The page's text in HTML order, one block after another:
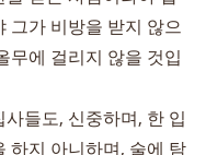
그가 비방을 받지 않으
무에 걸리지 않을 것입
사들도, 신중하며, 한 입
하지 아니하며, 술에 탐